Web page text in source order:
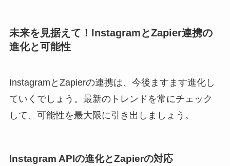
未来を見据えて！InstagramとZapier連携の
進化と可能性
InstagramとZapierの連携は、今後ますます進化し
ていくでしょう。最新のトレンドを常にチェック
して、可能性を最大限に引き出しましょう。
Instagram APIの進化とZapierの対応